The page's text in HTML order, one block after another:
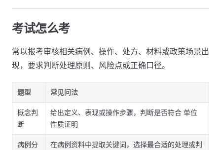
考试怎么考
常以报考审核相关病例、操作、处方、材料或政策场景出
现，要求判断处理原则、风险点或正确口径。
题型 常见问法
概念判
断
给出定义、表现或操作步骤，判断是否符合 单位
性质证明
病例分
在病例资料中提取关键词，选择最合适的处理或判